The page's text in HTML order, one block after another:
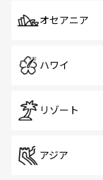
オセアニア
ハワイ
リゾート
アジア